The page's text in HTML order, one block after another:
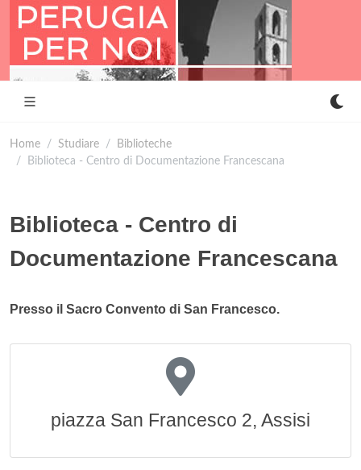
Home Studiare
Biblioteche
Biblioteca - Centro di Documentazione Francescana
Biblioteca - Centro di
Documentazione Francescana
Presso il Sacro Convento di San Francesco.
piazza San Francesco 2, Assisi